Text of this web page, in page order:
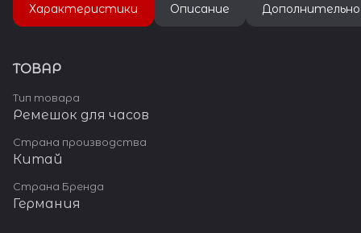
Характеристики Описание Дополнительно
ТОВАР
Тип товара
Ремешок для часов
Страна производства
Китай
Страна Бренда
Германия